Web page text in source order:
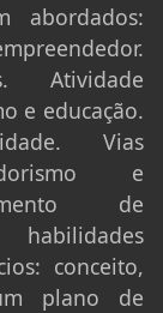
abordados:
Atividade
e educação.
Vias
e
de
conceito,
plano de